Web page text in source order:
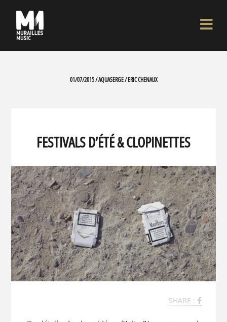
01/07/2015 / AQUASERGE / ERIC CHENAUX
FESTIVALS D’ÉTÉ & CLOPINETTES
SHARE :